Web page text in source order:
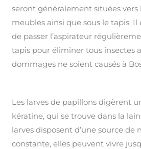
seront généralement situées vers
meubles ainsi que sous le tapis.
de passer l’aspirateur
tapis pour éliminer tous insectes
dommages ne soient causés à
Les larves de papillons digèrent
kératine, qui se trouve dans la
larves disposent d’une source de
constante, elles peuvent vivre